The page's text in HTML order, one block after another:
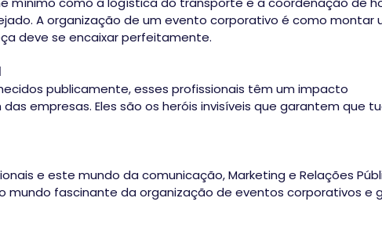
A organização de um evento corporativo é como montar
deve se encaixar perfeitamente.
publicamente, esses profissionais têm um impacto
empresas. Eles são os heróis invisíveis que garantem que
e este mundo da comunicação, Marketing e Relações
mundo fascinante da organização de eventos corporativos e